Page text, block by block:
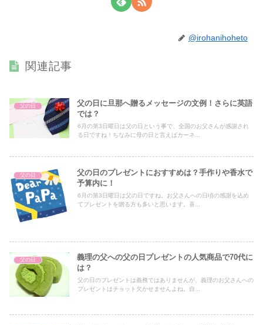
@irohanihoheto
関連記事
父の日
父の日に旦那へ贈るメッセージの文例！さらに英語
では？
6月の第3日曜日は父の日という事で、全国のお父さんが感謝され
る日ですね！ちなみに母の日と言えばカーネ...
父の日
父の日のプレゼントにおすすめは？手作りや香水で
予算内に！
6月の第3日曜日は父の日ですね。お父さんへの日頃の感謝を込め
てプレゼントを贈る方も多いと思います。喜...
父の日
義理の父への父の日プレゼントの人気商品で70代に
は？
父の日のプレゼントは義務ではありませんが、義理のお父さんへの
プレゼントはチョット欠かせませんよね。自...